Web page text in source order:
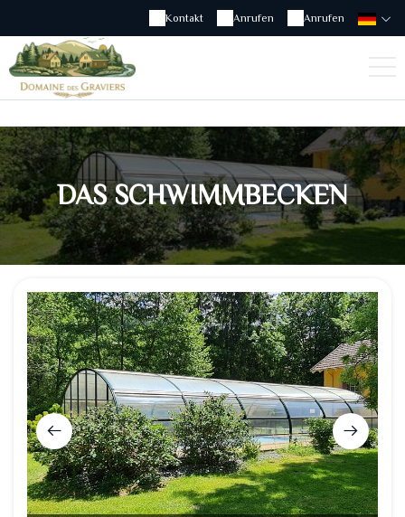
Anrufen
Anrufen
Kontakt
DAS SCHWIMMBECKEN